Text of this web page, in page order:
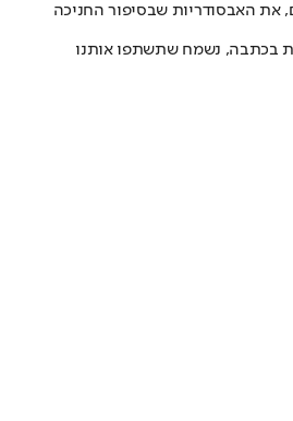
את האבסודריות שבסיפור החניכה
בכתבה, נשמח שתשתפו אותנו